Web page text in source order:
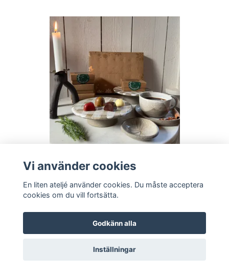
290 kr
Vi använder cookies
En liten ateljé använder cookies. Du måste acceptera
cookies om du vill fortsätta.
Godkänn alla
Inställningar